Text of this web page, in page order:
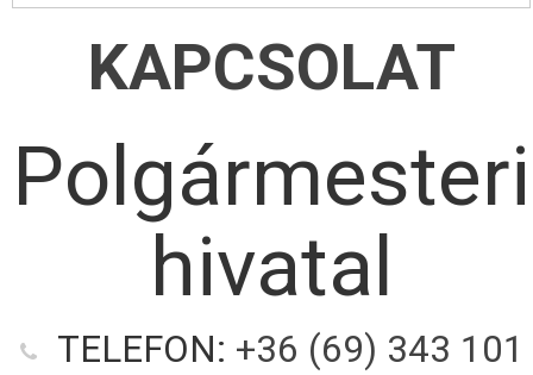
KAPCSOLAT
Polgármesteri
hivatal
TELEFON: +36 (69) 343 101